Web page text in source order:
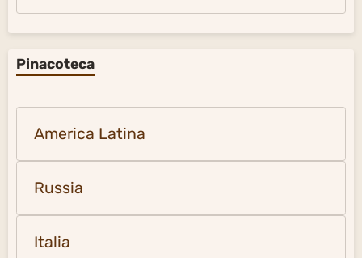
Pinacoteca
America Latina
Russia
Italia